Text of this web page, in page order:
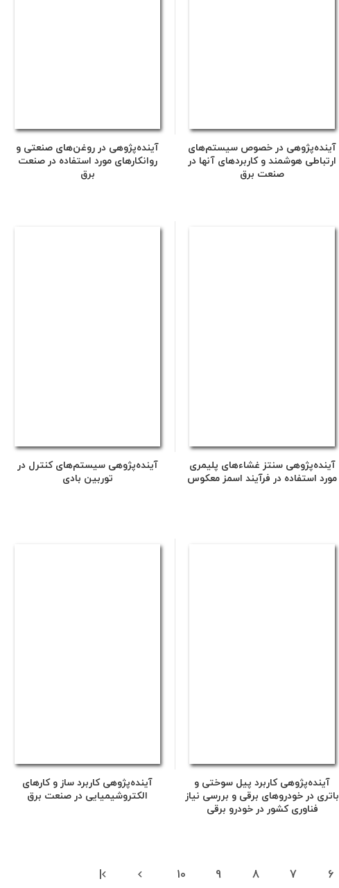
آینده‌پژوهی در خصوص سیستم‌های
ارتباطی هوشمند و کاربردهای آنها در
صنعت برق
آینده‌پژوهی در روغن‌های صنعتی و
روانکارهای مورد استفاده در صنعت
برق
آینده‌پژوهی سنتز غشاءهای پلیمری
مورد استفاده در فرآیند اسمز معکوس
آینده‌پژوهی سیستم‌های کنترل در
توربین بادی
آینده‌پژوهی کاربرد پیل سوختی و
باتری در خودروهای برقی و بررسی نیاز
فناوری کشور در خودرو برقی
آینده‌پژوهی کاربرد ساز و کارهای
الکتروشیمیایی در صنعت برق
6
7
8
9
10